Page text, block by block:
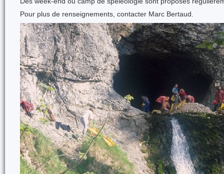
Pour plus de renseignements, contacter Marc Bertaud.